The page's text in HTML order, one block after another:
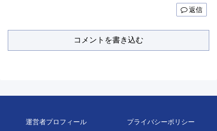
返信
コメントを書き込む
運営者プロフィール
プライバシーポリシー